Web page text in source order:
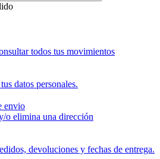
todos tus movimientos
datos personales.
envio
o elimina una dirección
devoluciones y fechas de entrega.